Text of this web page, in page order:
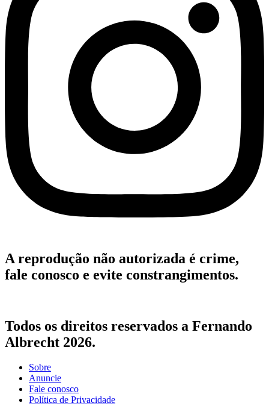
A reprodução não autorizada é crime,
fale conosco e evite constrangimentos.
Todos os direitos reservados a Fernando
Albrecht 2026.
Sobre
Anuncie
Fale conosco
Política de Privacidade